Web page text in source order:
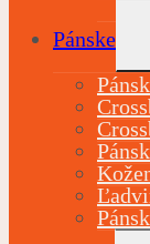
Pánske